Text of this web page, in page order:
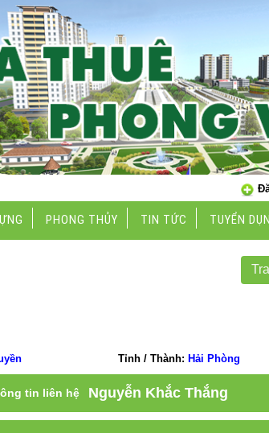
PHONG THỦY TIN TỨC TUYỂN
Tỉnh / Thành: Hải Phòng
tin liên hệ Nguyễn Khắc Thắng